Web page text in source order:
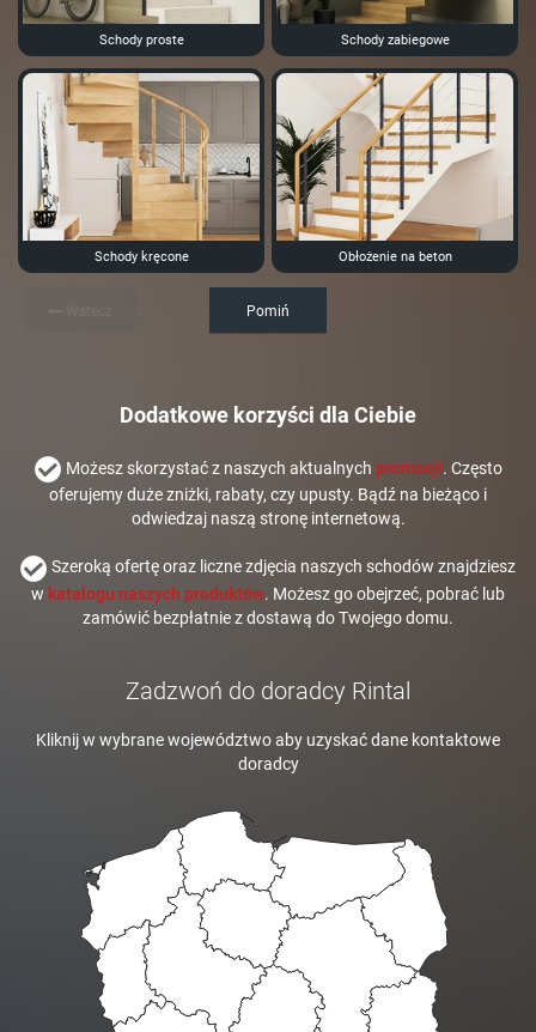
Schody proste Schody zabiegowe
Schody kręcone Obłożenie na beton
Pomiń
Dodatkowe korzyści dla Ciebie
Możesz skorzystać z naszych aktualnych promocji. Często
oferujemy duże zniżki, rabaty, czy upusty. Bądź na bieżąco i
odwiedzaj naszą stronę internetową.
Szeroką ofertę oraz liczne zdjęcia naszych schodów znajdziesz
w katalogu naszych produktów. Możesz go obejrzeć, pobrać lub
zamówić bezpłatnie z dostawą do Twojego domu.
Zadzwoń do doradcy Rintal
Kliknij w wybrane województwo aby uzyskać dane kontaktowe
doradcy